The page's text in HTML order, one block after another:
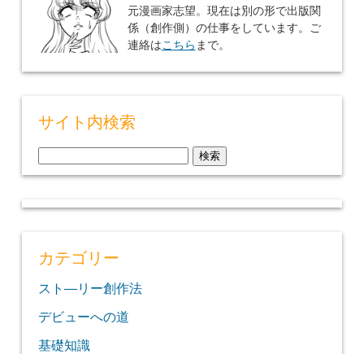
元漫画家志望。現在は別の形で出版関
係（創作側）の仕事をしています。ご
連絡はこちら まで。
サイト内検索
索:
カテゴリー
スト―リー創作法
デビューへの道
基礎知識